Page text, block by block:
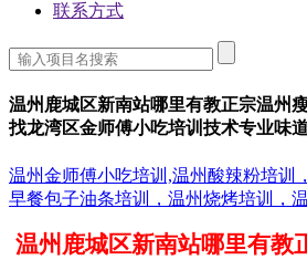
联系方式
温州鹿城区新南站哪里有教正宗温州
找龙湾区金师傅小吃培训技术专业味
温州金师傅小吃培训,温州酸辣粉培训
早餐包子油条培训，温州烧烤培训，
温州鹿城区新南站哪里有教